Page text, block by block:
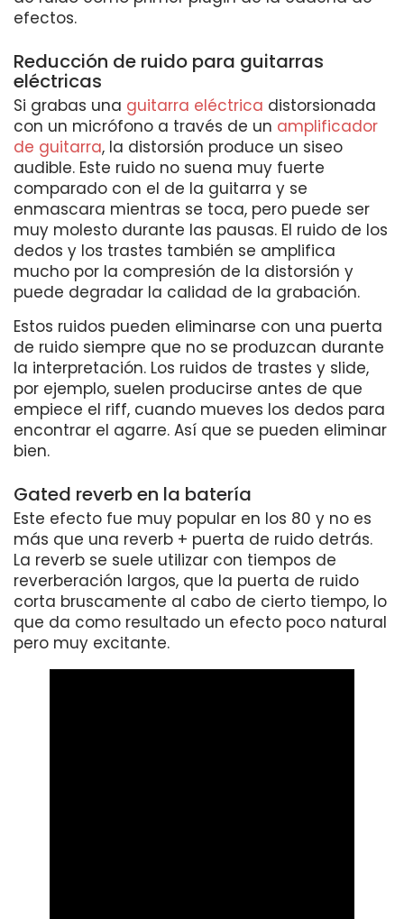
efectos.
Reducción de ruido para guitarras
eléctricas
Si grabas una guitarra eléctrica distorsionada
con un micrófono a través de un amplificador
de guitarra, la distorsión produce un siseo
audible. Este ruido no suena muy fuerte
comparado con el de la guitarra y se
enmascara mientras se toca, pero puede ser
muy molesto durante las pausas. El ruido de los
dedos y los trastes también se amplifica
mucho por la compresión de la distorsión y
puede degradar la calidad de la grabación.
Estos ruidos pueden eliminarse con una puerta
de ruido siempre que no se produzcan durante
la interpretación. Los ruidos de trastes y slide,
por ejemplo, suelen producirse antes de que
empiece el riff, cuando mueves los dedos para
encontrar el agarre. Así que se pueden eliminar
bien.
Gated reverb en la batería
Este efecto fue muy popular en los 80 y no es
más que una reverb + puerta de ruido detrás.
La reverb se suele utilizar con tiempos de
reverberación largos, que la puerta de ruido
corta bruscamente al cabo de cierto tiempo, lo
que da como resultado un efecto poco natural
pero muy excitante.